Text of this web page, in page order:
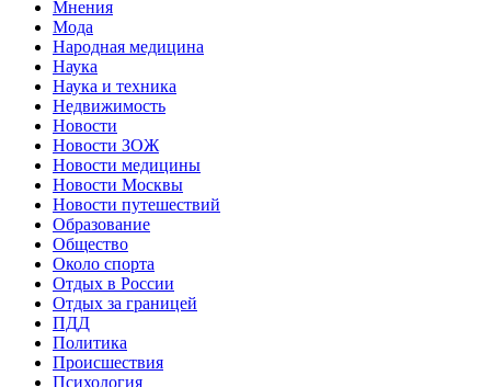
Мнения
Мода
Народная медицина
Наука
Наука и техника
Недвижимость
Новости
Новости ЗОЖ
Новости медицины
Новости Москвы
Новости путешествий
Образование
Общество
Около спорта
Отдых в России
Отдых за границей
ПДД
Политика
Происшествия
Психология